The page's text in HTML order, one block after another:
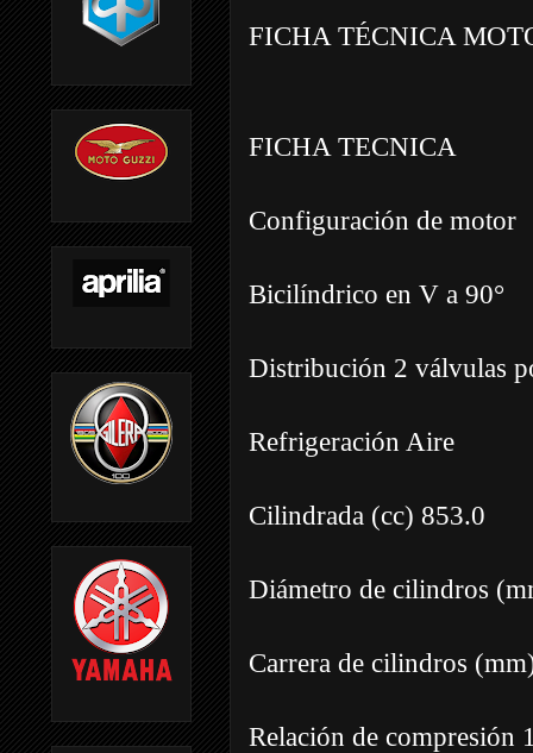
FICHA TÉCNICA
FICHA TECNICA
Configuración de motor
Bicilíndrico en V a 90°
Distribución 2 válvulas
Refrigeración Aire
Cilindrada (cc) 853.0
Diámetro de cilindros
Carrera de cilindros
Relación de compresión